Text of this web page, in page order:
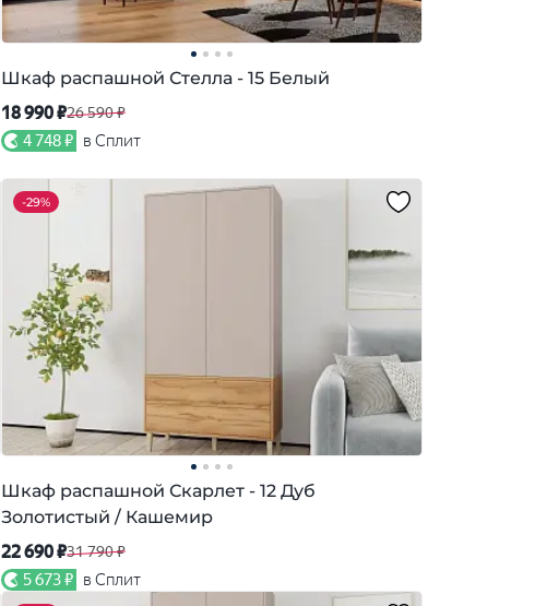
Шкаф распашной Стелла - 15 Белый
18 990 ₽26 590 ₽
4 748 ₽ в Сплит
-29%
Шкаф распашной Скарлет - 12 Дуб
Золотистый / Кашемир
22 690 ₽31 790 ₽
5 673 ₽ в Сплит